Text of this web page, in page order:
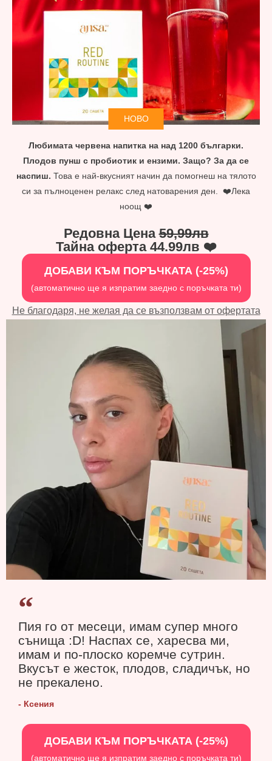
HOBO
Любимата червена напитка на над 1200 българки.
Плодов пунш с пробиотик и ензими. Защо? За да се
наспиш. Това е най-вкусният начин да помогнеш на тялото
си за пълноценен релакс след натоварения ден. ❤️Лека
ноощ ❤️
Редовна Цена59,99лв
Тайна оферта 44.99лв ❤️
ДОБАВИ КЪМ ПОРЪЧКАТА (-25%)
(автоматично ще я изпратим заедно с поръчката ти)
Не благодаря, не желая да се възползвам от офертата
Пия го от месеци, имам супер много
сънища :D! Наспах се, харесва ми,
имам и по-плоско коремче сутрин.
Вкусът е жесток, плодов, сладичък, но
не прекалено.
- Ксения
ДОБАВИ КЪМ ПОРЪЧКАТА (-25%)
(автоматично ще я изпратим заедно с поръчката ти)